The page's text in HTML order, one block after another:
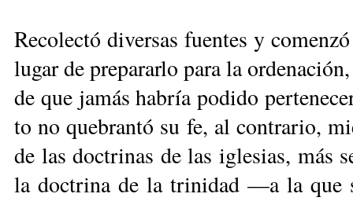
Re­co­lec­tó di­ver­sas fuen­tes y
lu­gar de pre­pa­rar­lo pa­ra la
de que ja­más ha­bría po­di­do
to no que­bran­tó su fe, al con­tra­rio,
de las doc­tri­nas de las igle­sias, más
la doc­tri­na de la tri­ni­dad —a la que